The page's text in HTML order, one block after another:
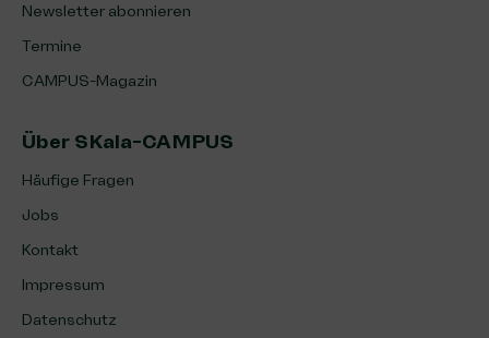
Newsletter abonnieren
Termine
CAMPUS-Magazin
Über SKala-CAMPUS
Häufige Fragen
Jobs
Kontakt
Impressum
Datenschutz